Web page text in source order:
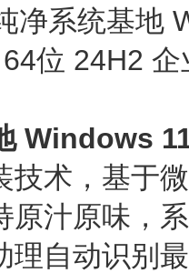
Windows
技术，基于
原汁原味，
理自动识别